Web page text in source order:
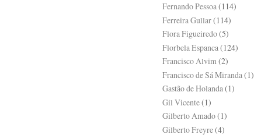
Fernando Pessoa(114)
Ferreira Gullar(114)
Flora Figueiredo(5)
Florbela Espanca(124)
Francisco Alvim(2)
Francisco de Sá Miranda (1)
Gastão de Holanda(1)
Gil Vicente(1)
Gilberto Amado(1)
Gilberto Freyre(4)